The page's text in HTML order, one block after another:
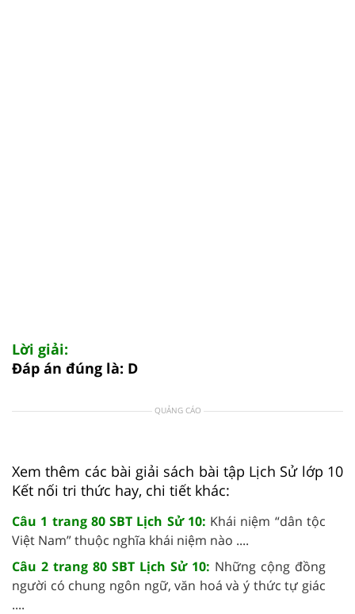
Lời giải:
Đáp án đúng là: D
QUẢNG CÁO
Xem thêm các bài giải sách bài tập Lịch Sử lớp 10
Kết nối tri thức hay, chi tiết khác:
Câu 1 trang 80 SBT Lịch Sử 10: Khái niệm “dân tộc
Việt Nam” thuộc nghĩa khái niệm nào ....
Câu 2 trang 80 SBT Lịch Sử 10: Những cộng đồng
người có chung ngôn ngữ, văn hoá và ý thức tự giác
....